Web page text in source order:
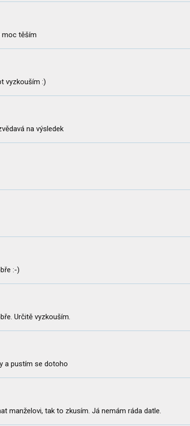
moc těším
vyzkouším :)
na výsledek
:-)
Určitě vyzkouším.
a pustím se dotoho
manželovi, tak to zkusím. Já nemám ráda datle.